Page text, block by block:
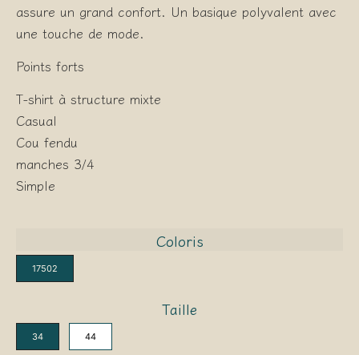
assure un grand confort. Un basique polyvalent avec
une touche de mode.
Points forts
T-shirt à structure mixte
Casual
Cou fendu
manches 3/4
Simple
Coloris
17502
Taille
34 44